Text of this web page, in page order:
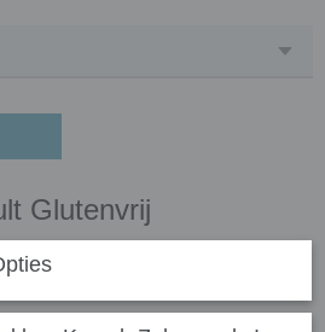
Glutenvrij
& synthetische geur-, kleur en